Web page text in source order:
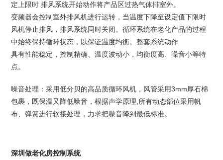
定上限时 排风系统开始动作将产品区过热气体排室外。
变频器会控制室外排风机进行运转，当温度下降至设定值下限时
风机停止排风，排风系统同时关闭。循环系统在老化产品的过程
中始终保持循环状态，以保证温度均衡。整套系统动作
具有性能稳定，控制精确、温度波动小，均衡度高、噪音小等特
点。
噪音处理：采用低分贝的高品质循环风机，风管采用3mm厚石棉
包裹，既保温又降低噪音，根据声学原理,所有动态部位采用帆
布、弹簧进行软接处理，力求把噪音降到最低标准。
深圳做老化房控制系统